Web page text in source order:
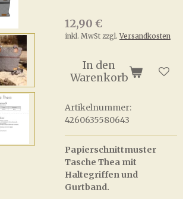
12,90 €
inkl. MwSt zzgl.Versandkosten
In den
Warenkorb
Artikelnummer:
4260635580643
Papierschnittmuster
Tasche Thea mit
Haltegriffen und
Gurtband.